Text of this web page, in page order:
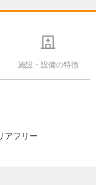
施設・設備の特徴
アフリー